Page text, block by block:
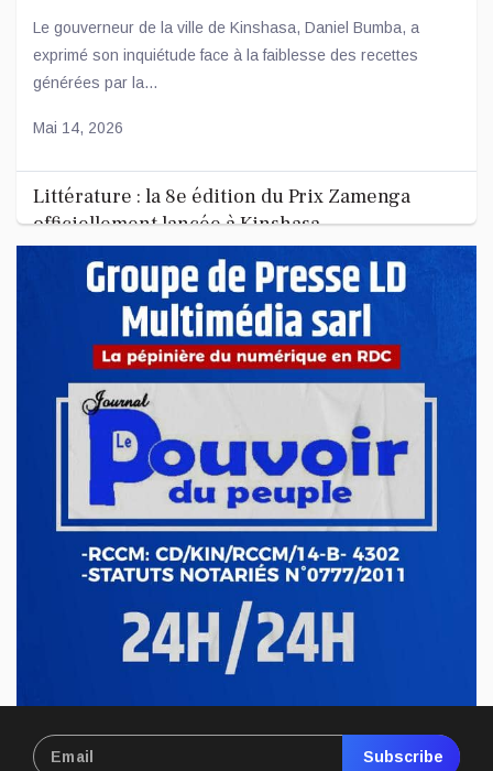
Le gouverneur de la ville de Kinshasa, Daniel Bumba, a
exprimé son inquiétude face à la faiblesse des recettes
générées par la...
Mai 14, 2026
Littérature : la 8e édition du Prix Zamenga
officiellement lancée à Kinshasa
La 8e édition du concours littéraire « Prix Zamenga » a été
officiellement lancée ce mercredi 13 mai à Kinshasa, à
Mai 13, 2026
Nord-Kivu : le député Crispin Mbindule dans le
collimateur de l’ANR
Le député national Crispin Mbindule, également président du
conseil d’administration du Cadastre minier, fait l’objet d’un...
Mai 13, 2026
Subscribe